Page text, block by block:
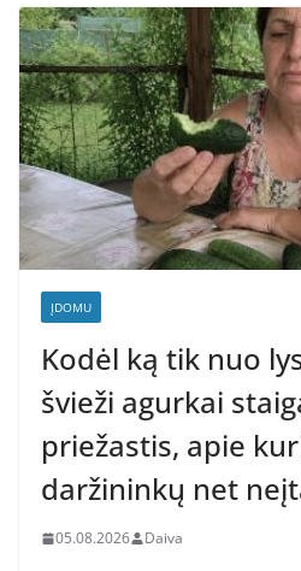
ĮDOMU
Kodėl ką tik nuo
švieži agurkai
priežastis, apie
daržininkų net
05.08.2026 Daiva